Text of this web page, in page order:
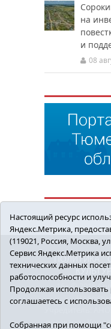
на
и
08
ПОЛИТИКА
16+ © 2018
Новости
редактор -
Настоящий ресурс
Яндекс.Метрика,
(119021, Россия, Москва,
Сервис Яндекс.Метрика
технических данных
работоспособности и
Продолжая использовать
соглашаетесь с
Собранная при помощи